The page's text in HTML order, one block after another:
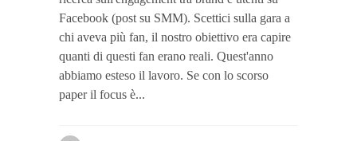
Facebook (post su SMM). Scettici sulla gara a
chi aveva più fan, il nostro obiettivo era capire
quanti di questi fan erano reali. Quest'anno
abbiamo esteso il lavoro. Se con lo scorso
paper il focus è...